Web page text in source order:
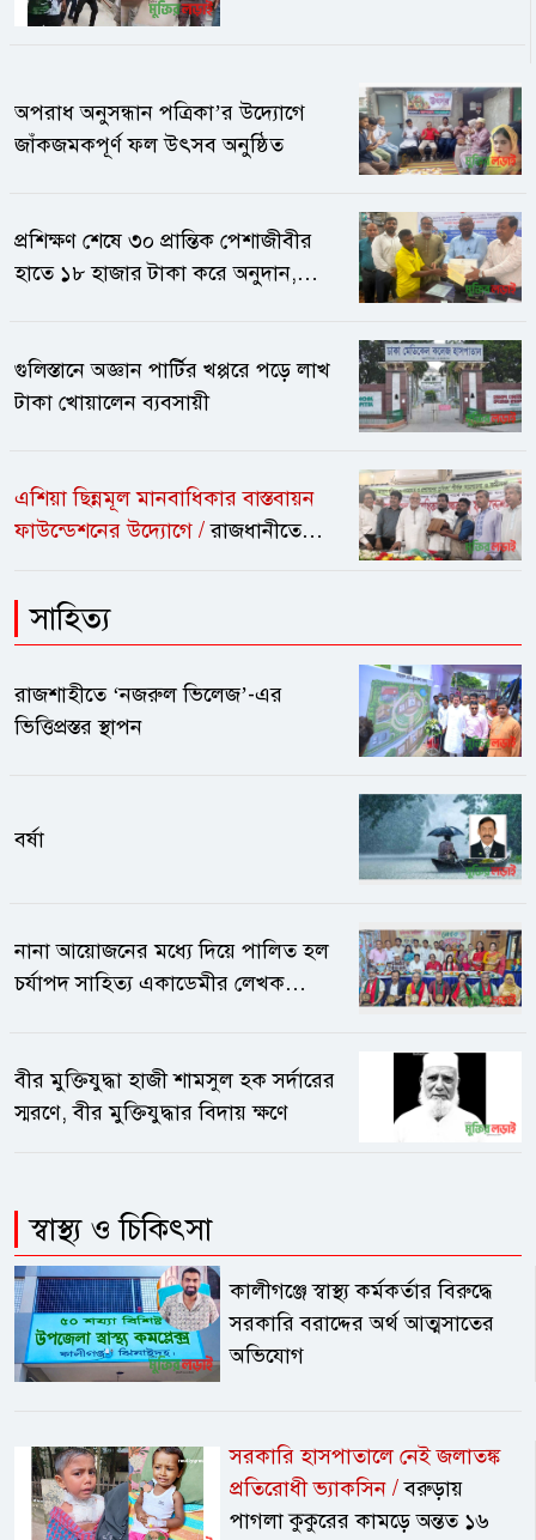
মুখে গণমাধ্যমের স্বাধীনতা ও
নিরাপত্তা
অপরাধ অনুসন্ধান পত্রিকা’র উদ্যোগে
জাঁকজমকপূর্ণ ফল উৎসব অনুষ্ঠিত
প্রশিক্ষণ শেষে ৩০ প্রান্তিক পেশাজীবীর
হাতে ১৮ হাজার টাকা করে অনুদান,
গুলিস্তানে অজ্ঞান পার্টির খপ্পরে পড়ে লাখ
টাকা খোয়ালেন ব্যবসায়ী
এশিয়া ছিন্নমূল মানবাধিকার বাস্তবায়ন
ফাউন্ডেশনের উদ্যোগে /রাজধানীতে
সাদা সম্মাননা প্রদান
সাহিত্য
রাজশাহীতে ‘নজরুল ভিলেজ’-এর
ভিত্তিপ্রস্তর স্থাপন
বর্ষা
নানা আয়োজনের মধ্যে দিয়ে পালিত হল
চর্যাপদ সাহিত্য একাডেমীর লেখক
বীর মুক্তিযুদ্ধা হাজী শামসুল হক সর্দারের
স্মরণে, বীর মুক্তিযুদ্ধার বিদায় ক্ষণে
স্বাস্থ্য ও চিকিৎসা
কালীগঞ্জে স্বাস্থ্য কর্মকর্তার বিরুদ্ধে
সরকারি বরাদ্দের অর্থ আত্মসাতের
অভিযোগ
সরকারি হাসপাতালে নেই জলাতঙ্ক
প্রতিরোধী ভ্যাকসিন /বরুড়ায়
পাগলা কুকুরের কামড়ে অন্তত ১৬